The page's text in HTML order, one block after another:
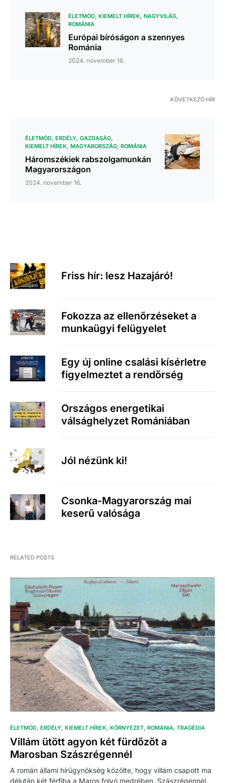
ÉLETMÓD KIEMELT HÍREK NAGYVILÁG
ROMÁNIA
Európai bíróságon a szennyes
Románia
2024. november 16.
KÖVETKEZŐ HÍR
ÉLETMÓD ERDÉLY GAZDASÁG
KIEMELT HÍREK MAGYARORSZÁG ROMÁNIA
Háromszékiek rabszolgamunkán
Magyarországon
2024. november 16.
Friss hír: lesz Hazajáró!
Fokozza az ellenőrzéseket a
munkaügyi felügyelet
Egy új online csalási kísérletre
figyelmeztet a rendőrség
Országos energetikai
válsághelyzet Romániában
Jól nézünk ki!
Csonka-Magyarország mai
keserű valósága
RELATED POSTS
ÉLETMÓD ERDÉLY KIEMELT HÍREK KÖRNYEZET ROMÁNIA TRAGÉDIA
Villám ütött agyon két fürdőzőt a
Marosban Szászrégennél
A román állami hírügynökség közölte, hogy villám csapott ma
délután két férfiba a Maros folyó medrében, Szászrégennél.